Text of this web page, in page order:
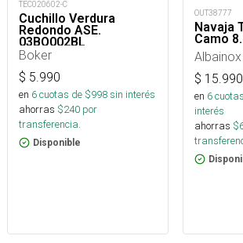
TEC020602-C
Cuchillo Verdura
Redondo ASE.
03BO002BL_
Boker
$ 5.990
en 6cuotas de $998sin interés
ahorras $240 por
transferencia.
Disponible
OUT38777
Navaja
Camo
Albainox
$ 15.990
en 6
interés
ahorras $